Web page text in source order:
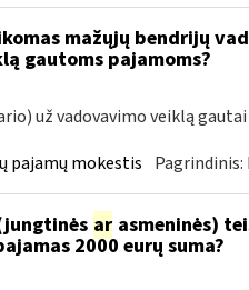
mažųjų bendrijų
gautoms pajamoms?
už vadovavimo veiklą
pajamų mokestis Pagrindinis:
arasmeninės)
2000 eurų suma?